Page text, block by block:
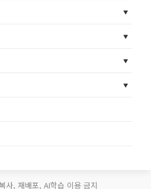
사, 재배포, AI학습 이용 금지